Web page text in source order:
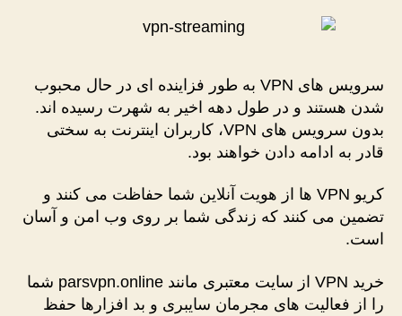
سرویس های VPN به طور فزاینده ای در حال محبوب
شدن هستند و در طول دهه اخیر به شهرت رسیده اند.
بدون سرویس های VPN، کاربران اینترنت به سختی
قادر به ادامه دادن خواهند بود.
کریو VPN ها از هویت آنلاین شما حفاظت می کنند و
تضمین می کنند که زندگی شما بر روی وب امن و آسان
است.
خرید VPN از سایت معتبری مانند parsvpn.online شما
را از فعالیت های مجرمان سایبری و بد افزارها حفظ